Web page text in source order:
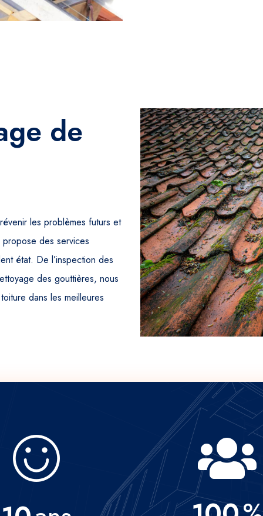
de
les problèmes futurs et
des services
état. De l’inspection des
des gouttières, nous
dans les meilleures